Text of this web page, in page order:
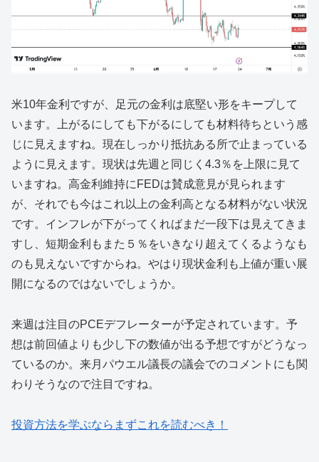
米10年金利ですが、足元の金利は底堅い形をキープして
います。上がるにしても下がるにしても材料待ちという感
じに見えますね。現在しっかり抵抗ある所で止まっている
ように見えます。現状は先週と同じく4.3％を上限に見て
いますね。高金利維持にFEDは賛成意見が見られます
が、それでも今はこれ以上の金利高となる材料がない状況
です。インフレが下がってくればまだ一段下は見えてきま
すし、短期金利もまた５％をいきなり超えてくるようなも
のも見えないですからね。やはり現状金利も上値が重い展
開になるのではないでしょうか。
来週は注目のPCEデフレーターが予定されています。予
想は前回値よりも少し下の数値が出る予想ですがどうなっ
ているのか。来月パウエル議長の議会でのコメントにも関
わりそうなので注目ですね。
投資方法を学ぶならまずこれを読むべき！